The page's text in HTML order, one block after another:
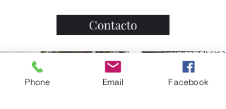
Contacto
Phone Email Facebook